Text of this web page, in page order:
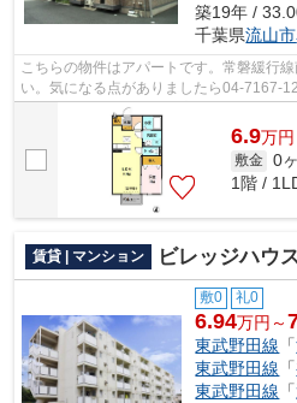
築19年 /
千葉県流山市
こちらの物件はアパートです。常磐緩行
い。気になる点がありましたら04-7167-
パートマンション館 柏店にお問い合わ...
6.9万円
敷金 0
1階 /
賃貸 | マンション ビレッジハウ
敷0 礼0
6.94万円～
東武野田線 「
東武野田線 「
東武野田線 「